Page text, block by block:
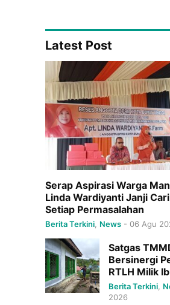
Latest Post
Serap Aspirasi Warga
Linda Wardiyanti Janji
Setiap Permasalahan
Berita Terkini News - 06 Agu
Satgas
Bersinergi
RTLH Milik
di Agam
Berita Terkini
2026